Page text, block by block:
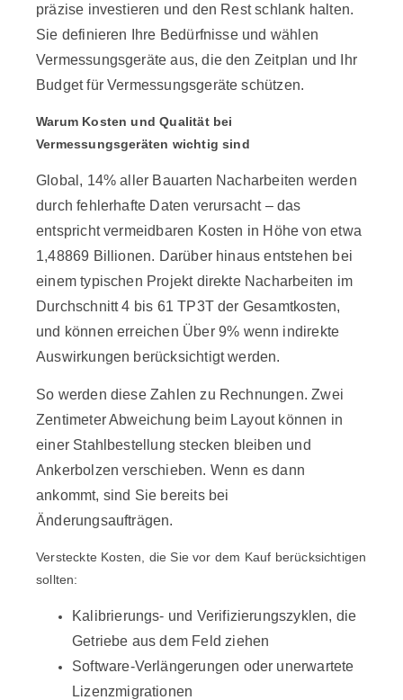
präzise investieren und den Rest schlank halten.
Sie definieren Ihre Bedürfnisse und wählen
Vermessungsgeräte aus, die den Zeitplan und Ihr
Budget für Vermessungsgeräte schützen.
Warum Kosten und Qualität bei
Vermessungsgeräten wichtig sind
Global, 14% aller Bauarten Nacharbeiten werden
durch fehlerhafte Daten verursacht – das
entspricht vermeidbaren Kosten in Höhe von etwa
1,48869 Billionen. Darüber hinaus entstehen bei
einem typischen Projekt direkte Nacharbeiten im
Durchschnitt 4 bis 61 TP3Tder Gesamtkosten,
und können erreichen Über 9% wenn indirekte
Auswirkungen berücksichtigt werden.
So werden diese Zahlen zu Rechnungen. Zwei
Zentimeter Abweichung beim Layout können in
einer Stahlbestellung stecken bleiben und
Ankerbolzen verschieben. Wenn es dann
ankommt, sind Sie bereits bei
Änderungsaufträgen.
Versteckte Kosten, die Sie vor dem Kauf berücksichtigen
sollten:
Kalibrierungs- und Verifizierungszyklen, die
Getriebe aus dem Feld ziehen
Software-Verlängerungen oder unerwartete
Lizenzmigrationen